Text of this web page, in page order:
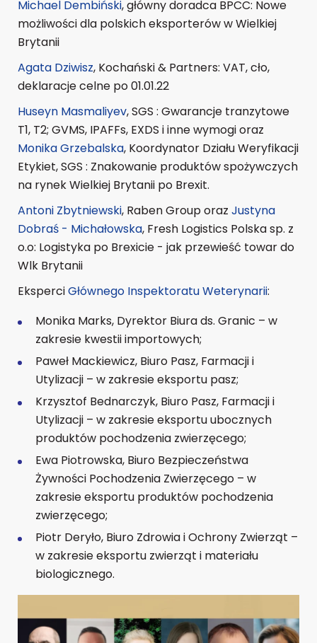
Michael Dembiński, główny doradca BPCC: Nowe
możliwości dla polskich eksporterów w Wielkiej
Brytanii
Agata Dziwisz, Kochański & Partners: VAT, cło,
deklaracje celne po 01.01.22
Huseyn Masmaliyev, SGS : Gwarancje tranzytowe
T1, T2; GVMS, IPAFFs, EXDS i inne wymogi oraz
Monika Grzebalska, Koordynator Działu Weryfikacji
Etykiet, SGS : Znakowanie produktów spożywczych
na rynek Wielkiej Brytanii po Brexit.
Antoni Zbytniewski, Raben Group oraz Justyna
Dobraś - Michałowska, Fresh Logistics Polska sp. z
o.o: Logistyka po Brexicie - jak przewieść towar do
Wlk Brytanii
EksperciGłównego Inspektoratu Weterynarii:
Monika Marks, Dyrektor Biura ds. Granic – w
zakresie kwestii importowych;
Paweł Mackiewicz, Biuro Pasz, Farmacji i
Utylizacji – w zakresie eksportu pasz;
Krzysztof Bednarczyk, Biuro Pasz, Farmacji i
Utylizacji – w zakresie eksportu ubocznych
produktów pochodzenia zwierzęcego;
Ewa Piotrowska, Biuro Bezpieczeństwa
Żywności Pochodzenia Zwierzęcego – w
zakresie eksportu produktów pochodzenia
zwierzęcego;
Piotr Deryło, Biuro Zdrowia i Ochrony Zwierząt –
w zakresie eksportu zwierząt i materiału
biologicznego.